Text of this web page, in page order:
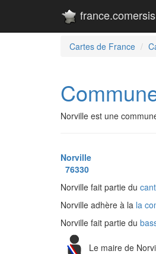
Cartes de France
Norville est une
Norville
76330
Norville fait partie du
Norville adhère à la la
Norville fait partie du
Le maire de